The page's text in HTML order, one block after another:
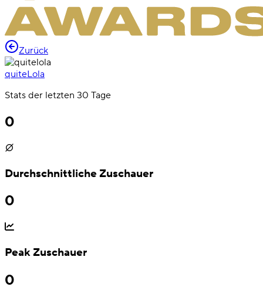
Zurück
quiteLola
Stats der letzten 30 Tage
0
Durchschnittliche Zuschauer
0
Peak Zuschauer
0